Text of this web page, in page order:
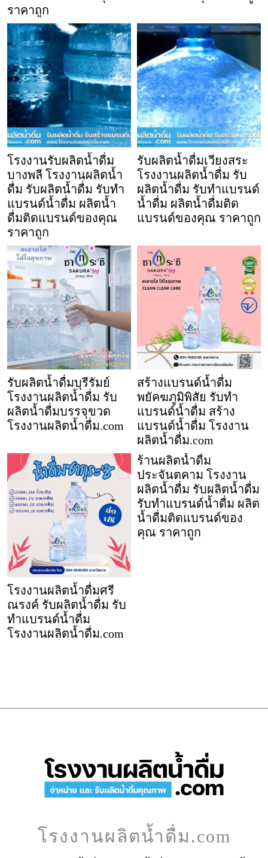
ราคาถูก
โรงงานรับผลิตน้ำดื่ม
บางพลี โรงงานผลิตน้ำ
ดื่ม รับผลิตน้ำดื่ม รับทำ
แบรนด์น้ำดื่ม ผลิตน้ำ
ดื่มติดแบรนด์ของคุณ
ราคาถูก
รับผลิตน้ำดื่มเวียงสระ
โรงงานผลิตน้ำดื่ม รับ
ผลิตน้ำดื่ม รับทำแบรนด์
น้ำดื่ม ผลิตน้ำดื่มติด
แบรนด์ของคุณ ราคาถูก
รับผลิตน้ำดื่มบุรีรัมย์
โรงงานผลิตน้ำดื่ม รับ
ผลิตน้ำดื่มบรรจุขวด
โรงงานผลิตน้ำดื่ม.com
สร้างแบรนด์น้ำดื่ม
พยัคฆภูมิพิสัย รับทำ
แบรนด์น้ำดื่ม สร้าง
แบรนด์น้ำดื่ม โรงงาน
ผลิตน้ำดื่ม.com
โรงงานผลิตน้ำดื่มศรี
ณรงค์ รับผลิตน้ำดื่ม รับ
ทำแบรนด์น้ำดื่ม
โรงงานผลิตน้ำดื่ม.com
ร้านผลิตน้ำดื่ม
ประจันตคาม โรงงาน
ผลิตน้ำดื่ม รับผลิตน้ำดื่ม
รับทำแบรนด์น้ำดื่ม ผลิต
น้ำดื่มติดแบรนด์ของ
คุณ ราคาถูก
โรงงานผลิตน้ำดื่ม.com